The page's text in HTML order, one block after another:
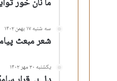
ما نان خور
سه شنبه ۱۷ بهمن ۱۴۰۲
شعر مبعث
یکشنبه ۳۰ مهر ۱۴۰۲